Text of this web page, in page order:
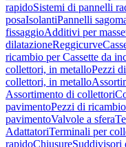
rapidoSistemi di pannelli
posaIsolantiPannelli
fissaggioAdditivi per
dilatazioneReggicurve
ricambio per Cassette da
collettori, in metalloPezzi
collettori, in metallo
Assortimento di collettori
pavimentoPezzi di
pavimentoValvole a sfera
AdattatoriTerminali per
rapidoChiusureSuddivisori